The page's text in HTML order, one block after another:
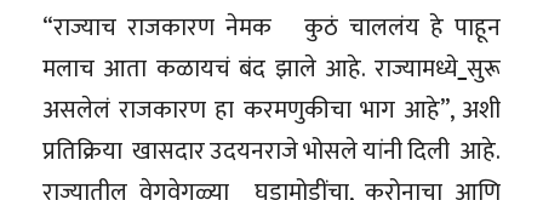
“राज्याच राजकारण नेमक कुठं चाललंय हे पाहून
मलाच आता कळायचं बंद झाले आहे. राज्यामध्ये सुरू
असलेलं राजकारण हा करमणुकीचा भाग आहे”, अशी
प्रतिक्रिया खासदार उदयनराजे भोसले यांनी दिली आहे.